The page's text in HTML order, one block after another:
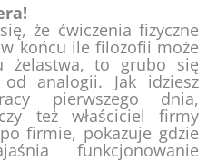
że ćwiczenia fizyczne
końcu ile filozofii może
żelastwa, to grubo się
od analogii. Jak idziesz
pierwszego dnia,
też właściciel firmy
firmie, pokazuje gdzie
funkcjonowanie